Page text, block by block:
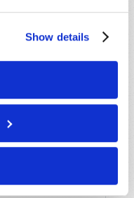
Show details
como